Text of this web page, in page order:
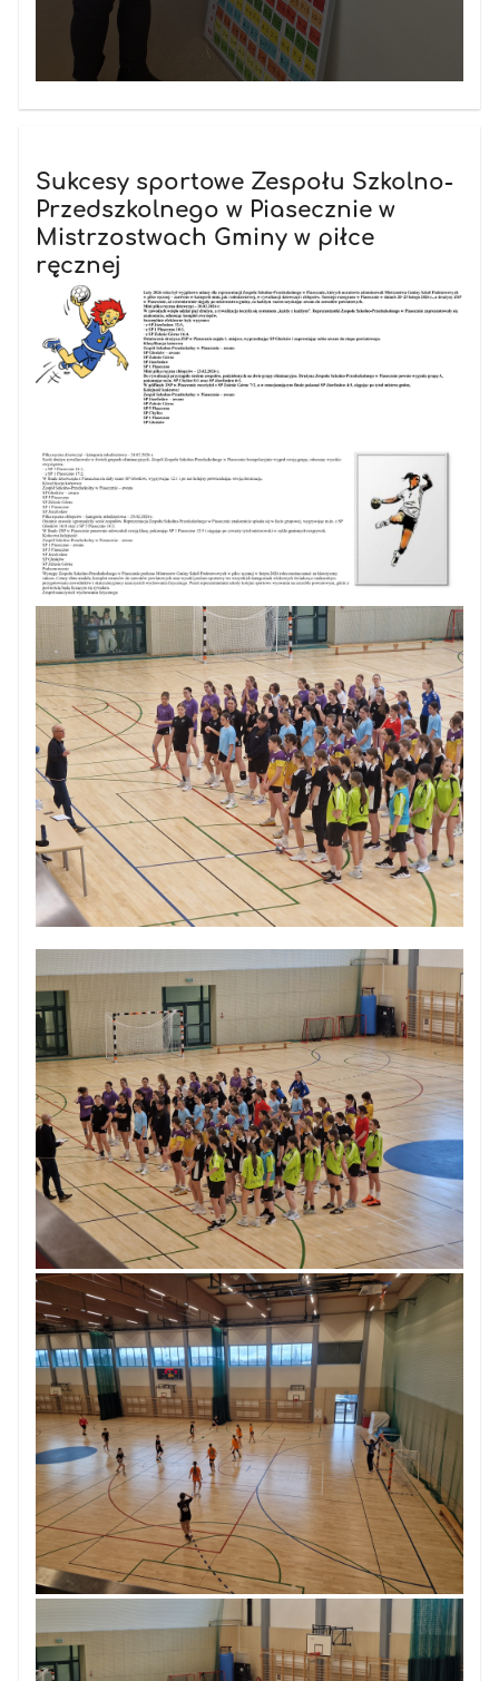
Sukcesy sportowe Zespołu Szkolno-
Przedszkolnego w Piasecznie w
Mistrzostwach Gminy w piłce
ręcznej